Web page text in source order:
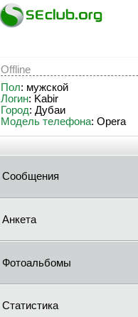
Offline
Пол: мужской
Логин: Kabir
Город: Дубаи
Модель телефона: Opera
Сообщения
Анкета
Фотоальбомы
Статистика